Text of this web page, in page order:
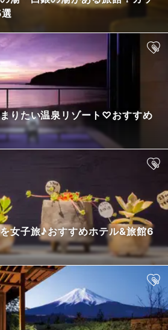
りたい温泉リゾート♡おすすめ
女子旅♪おすすめホテル&旅館6